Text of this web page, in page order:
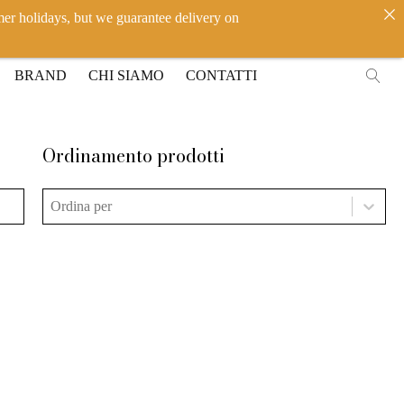
BRAND CHI SIAMO CONTATTI
Ordinamento prodotti
Ordinamento prodotti
Ordinamento prodotti
Ordinamento prodotti
holidays, but we guarantee delivery on